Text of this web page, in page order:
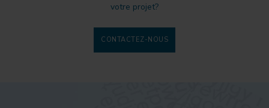
votre projet?
CONTACTEZ-NOUS